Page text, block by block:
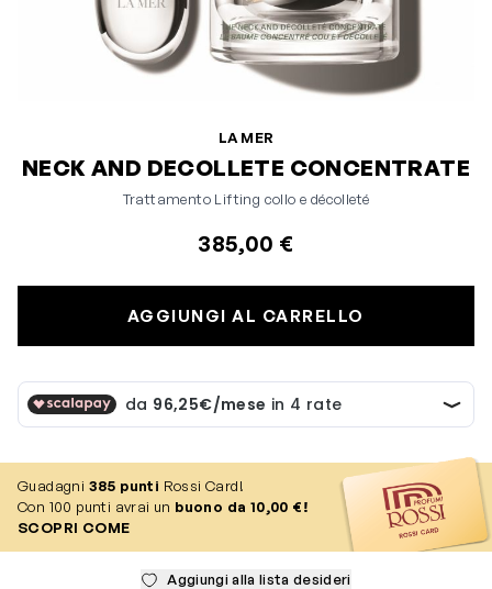
LA MER
NECK AND DECOLLETE CONCENTRATE
Trattamento Lifting collo e décolleté
385,00 €
AGGIUNGI AL CARRELLO
Guadagni 385 punti Rossi Card!
Con 100 punti avrai un buono da 10,00 €!
SCOPRI COME
Aggiungi alla lista desideri